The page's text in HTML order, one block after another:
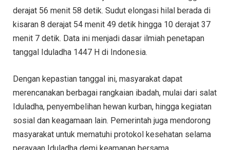
derajat 56 menit 58 detik. Sudut elongasi hilal berada di
kisaran 8 derajat 54 menit 49 detik hingga 10 derajat 37
menit 7 detik. Data ini menjadi dasar ilmiah penetapan
tanggal Iduladha 1447 H di Indonesia.
Dengan kepastian tanggal ini, masyarakat dapat
merencanakan berbagai rangkaian ibadah, mulai dari salat
Iduladha, penyembelihan hewan kurban, hingga kegiatan
sosial dan keagamaan lain. Pemerintah juga mendorong
masyarakat untuk mematuhi protokol kesehatan selama